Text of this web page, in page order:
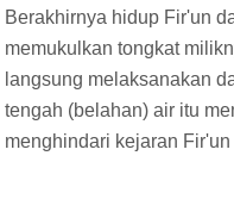
Berakhirnya hidup Fir'un
memukulkan tongkat
langsung melaksanakan
tengah (belahan) air itu
menghindari kejaran